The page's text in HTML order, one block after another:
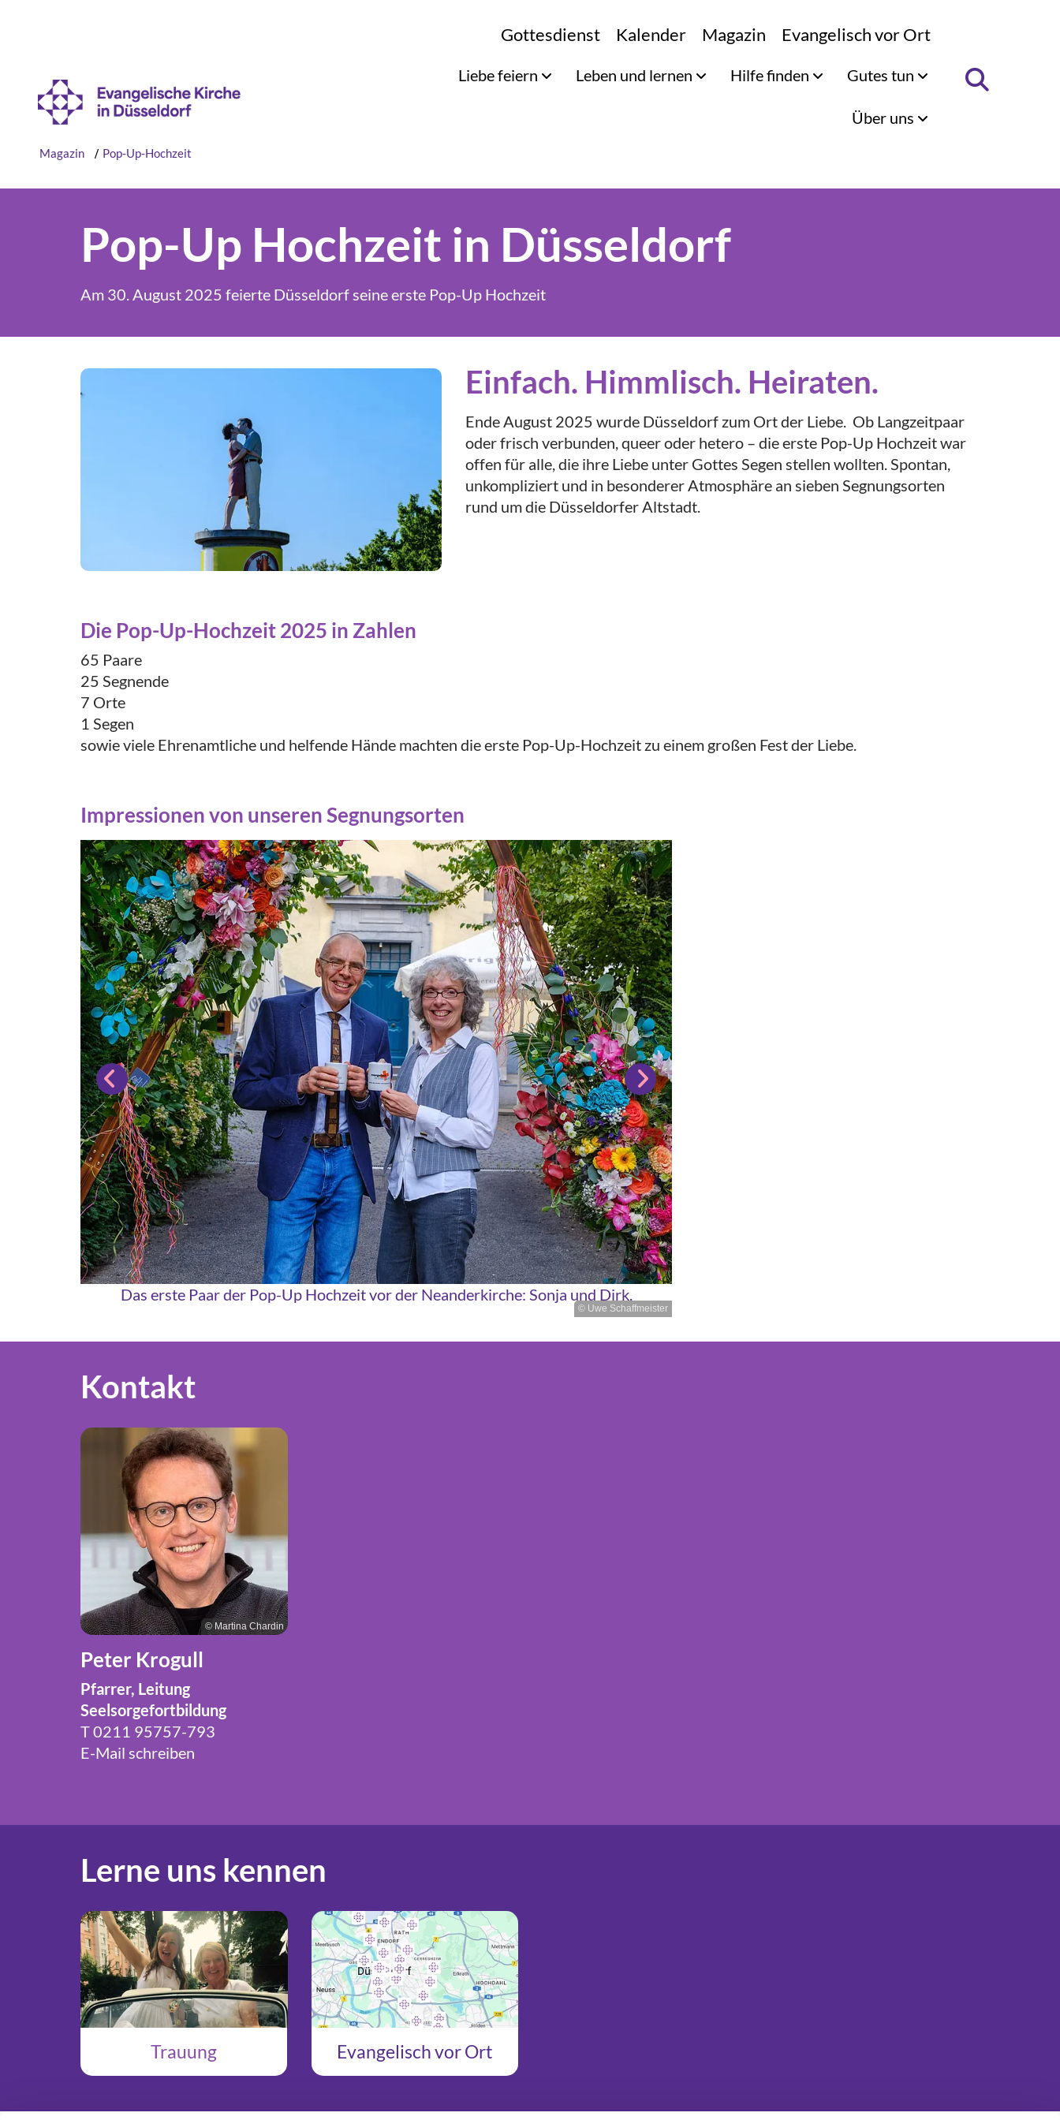
Gottesdienst Kalender Magazin Evangelisch vor Ort
Liebe feiern Leben und lernen Hilfe finden Gutes tun
Über uns
Magazin / Pop-Up-Hochzeit
Pop-Up Hochzeit in Düsseldorf
Am 30. August 2025 feierte Düsseldorf seine erste Pop-Up Hochzeit
Einfach. Himmlisch. Heiraten.
Ende August 2025 wurde Düsseldorf zum Ort der Liebe. Ob Langzeitpaar
oder frisch verbunden, queer oder hetero – die erste Pop-Up Hochzeit war
offen für alle, die ihre Liebe unter Gottes Segen stellen wollten. Spontan,
unkompliziert und in besonderer Atmosphäre an sieben Segnungsorten
rund um die Düsseldorfer Altstadt.
Die Pop-Up-Hochzeit 2025 in Zahlen
65 Paare
25 Segnende
7 Orte
1 Segen
sowie viele Ehrenamtliche und helfende Hände machten die erste Pop-Up-Hochzeit zu einem großen Fest der Liebe.
Impressionen von unseren Segnungsorten
© Uwe Schaffmeister
Das erste Paar der Pop-Up Hochzeit vor der Neanderkirche: Sonja und Dirk.
Kontakt
© Martina Chardin
Peter Krogull
Pfarrer, Leitung
Seelsorgefortbildung
T 0211 95757-793
E-Mail schreiben
Lerne uns kennen
Trauung Evangelisch vor Ort